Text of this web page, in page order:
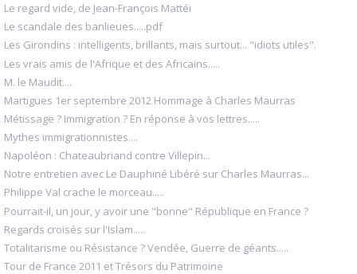
Le regard vide, de Jean-François Mattéi
Le scandale des banlieues.....pdf
Les Girondins : intelligents, brillants, mais surtout... "idiots utiles".
Les vrais amis de l'Afrique et des Africains.....
M. le Maudit....
Martigues 1er septembre 2012 Hommage à Charles Maurras
Métissage ? Immigration ? En réponse à vos lettres.....
Mythes immigrationnistes....
Napoléon : Chateaubriand contre Villepin...
Notre entretien avec Le Dauphiné Libéré sur Charles Maurras...
Philippe Val crache le morceau.....
Pourrait-il, un jour, y avoir une "bonne" République en France ?
Regards croisés sur l'Islam.....
Totalitarisme ou Résistance ? Vendée, Guerre de géants.....
Tour de France 2011 et Trésors du Patrimoine